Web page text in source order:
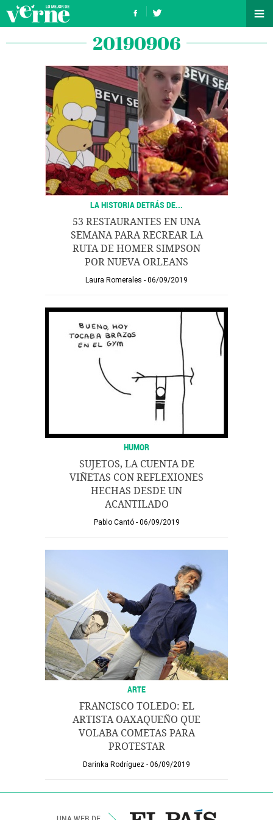
20190906
LA HISTORIA DETRÁS DE...
53 RESTAURANTES EN UNA
SEMANA PARA RECREAR LA
RUTA DE HOMER SIMPSON
POR NUEVA ORLEANS
Laura Romerales 06/09/2019
HUMOR
SUJETOS, LA CUENTA DE
VIÑETAS CON REFLEXIONES
HECHAS DESDE UN
ACANTILADO
Pablo Cantó 06/09/2019
ARTE
FRANCISCO TOLEDO: EL
ARTISTA OAXAQUEÑO QUE
VOLABA COMETAS PARA
PROTESTAR
Darinka Rodríguez 06/09/2019